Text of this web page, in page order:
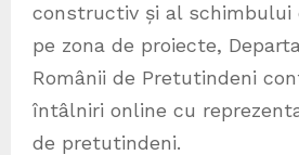
constructiv și al schimbului
pe zona de proiecte,
Românii de Pretutindeni
întâlniri online cu
de pretutindeni.